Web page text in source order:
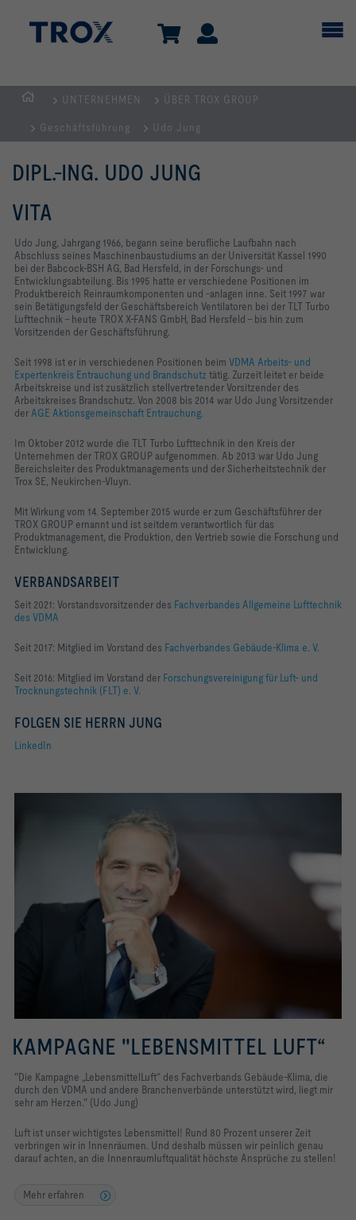
AUSTRIA
CEE
Geräte
Systeme
zur
Belüftung
und
Klimatisierung
Räumen
UNTERNEHMEN ÜBER TROX GROUP
Geschäftsführung Udo Jung
DIPL.-ING. UDO JUNG
VITA
Udo Jung, Jahrgang 1966, begann seine berufliche Laufbahn nach
Abschluss seines Maschinenbaustudiums an der Universität Kassel 1990
bei der Babcock-BSH AG, Bad Hersfeld, in der Forschungs- und
Entwicklungsabteilung. Bis 1995 hatte er verschiedene Positionen im
Produktbereich Reinraumkomponenten und -anlagen inne. Seit 1997 war
sein Betätigungsfeld der Geschäftsbereich Ventilatoren bei der TLT Turbo
Lufttechnik – heute TROX X-FANS GmbH, Bad Hersfeld – bis hin zum
Vorsitzenden der Geschäftsführung.
Seit 1998 ist er in verschiedenen Positionen beim VDMA Arbeits- und
Expertenkreis Entrauchung und Brandschutz tätig. Zurzeit leitet er beide
Arbeitskreise und ist zusätzlich stellvertretender Vorsitzender des
Arbeitskreises Brandschutz. Von 2008 bis 2014 war Udo Jung Vorsitzender
der AGE Aktionsgemeinschaft Entrauchung.
Im Oktober 2012 wurde die TLT Turbo Lufttechnik in den Kreis der
Unternehmen der TROX GROUP aufgenommen. Ab 2013 war Udo Jung
Bereichsleiter des Produktmanagements und der Sicherheitstechnik der
Trox SE, Neukirchen-Vluyn.
Mit Wirkung vom 14. September 2015 wurde er zum Geschäftsführer der
TROX GROUP ernannt und ist seitdem verantwortlich für das
Produktmanagement, die Produktion, den Vertrieb sowie die Forschung und
Entwicklung.
VERBANDSARBEIT
Seit 2021: Vorstandsvorsitzender des Fachverbandes Allgemeine Lufttechnik
des VDMA
Seit 2017: Mitglied im Vorstand des Fachverbandes Gebäude-Klima e. V.
Seit 2016: Mitglied im Vorstand der Forschungsvereinigung für Luft- und
Trocknungstechnik (FLT) e. V.
FOLGEN SIE HERRN JUNG
LinkedIn
KAMPAGNE "LEBENSMITTEL LUFT“
"Die Kampagne „LebensmittelLuft“ des Fachverbands Gebäude-Klima, die
durch den VDMA und andere Branchenverbände unterstützt wird, liegt mir
sehr am Herzen." (Udo Jung)
Luft ist unser wichtigstes Lebensmittel! Rund 80 Prozent unserer Zeit
verbringen wir in Innenräumen. Und deshalb müssen wir peinlich genau
darauf achten, an die Innenraumluftqualität höchste Ansprüche zu stellen!
Mehr erfahren